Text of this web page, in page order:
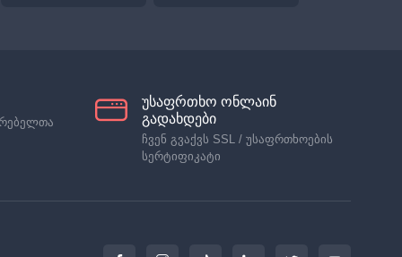
უსაფრთხო ონლაინ
გადახდები
ჩვენ გვაქვს SSL / უსაფრთხოების
სერტიფიკატი